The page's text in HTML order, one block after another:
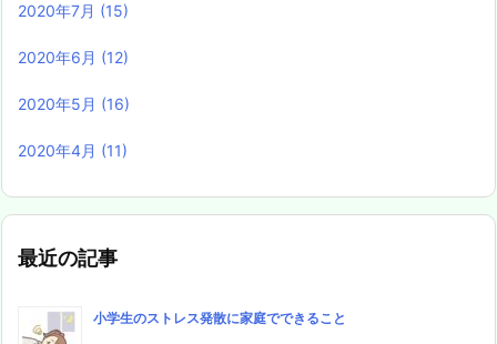
2020年7月 (15)
2020年6月 (12)
2020年5月 (16)
2020年4月 (11)
最近の記事
小学生のストレス発散に家庭でできること